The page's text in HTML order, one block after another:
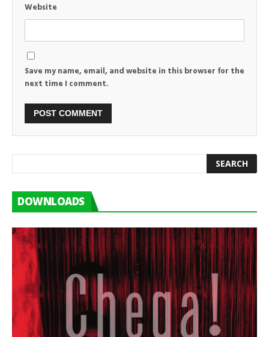
Website
Save my name, email, and website in this browser for the
next time I comment.
DOWNLOADS